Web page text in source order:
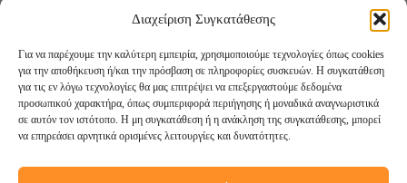
Διαχείριση Συγκατάθεσης
Για να παρέχουμε την καλύτερη εμπειρία, χρησιμοποιούμε τεχνολογίες όπως cookies
για την αποθήκευση ή/και την πρόσβαση σε πληροφορίες συσκευών. Η συγκατάθεση
για τις εν λόγω τεχνολογίες θα μας επιτρέψει να επεξεργαστούμε δεδομένα
προσωπικού χαρακτήρα, όπως συμπεριφορά περιήγησης ή μοναδικά αναγνωριστικά
σε αυτόν τον ιστότοπο. Η μη συγκατάθεση ή η ανάκληση της συγκατάθεσης, μπορεί
να επηρεάσει αρνητικά ορισμένες λειτουργίες και δυνατότητες.